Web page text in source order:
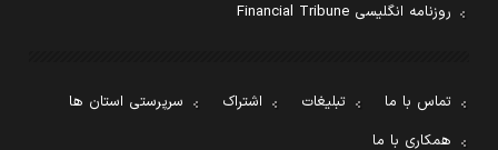
روزنامه انگلیسی Financial Tribune
تماس با ما تبلیغات اشتراک
سرپرستی استان ها
همکاری با ما